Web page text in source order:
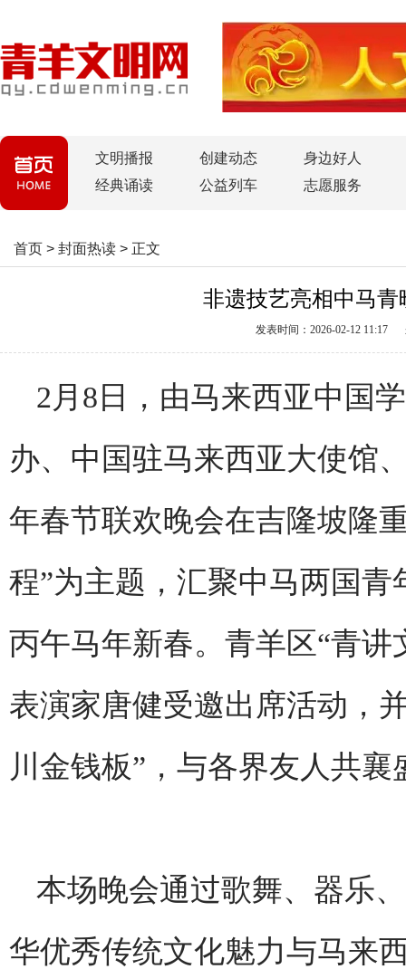
文明播报 创建动态
身边好人
经典诵读
公益列车 志愿服务
首页 > 封面热读 > 正文
非遗技艺亮相中马
发表时间：2026-02-12 11:17
2月8日，由马来西亚中国
办、中国驻马来西亚大使馆
年春节联欢晚会在吉隆坡隆
程”为主题，汇聚中马两国
丙午马年新春。青羊区“青讲
表演家唐健受邀出席活动，
川金钱板”，与各界友人共
本场晚会通过歌舞、器乐
华优秀传统文化魅力与马来